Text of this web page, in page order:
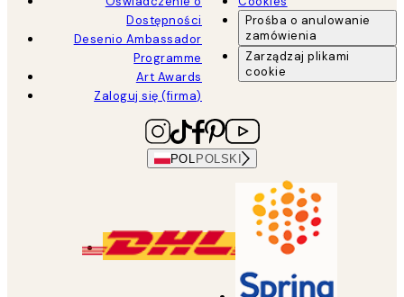
Dostępności
Desenio Ambassador
Programme
Art Awards
Zaloguj się (firma)
Prośba o anulowanie
zamówienia
Zarządzaj plikami
cookie
POL POLSKI